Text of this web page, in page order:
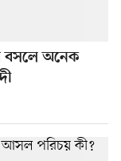
বসলে অনেক